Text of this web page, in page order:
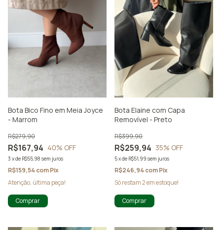
Bota Bico Fino em Meia Joyce
- Marrom
R$167,94
R$279,90
40% OFF
3 xde R$55,98 sem juros
R$159,54 comPix
Atenção, última peça!
Comprar
Bota Elaine com Capa
Removível - Preto
R$259,94
R$399,90
35% OFF
5xde R$51,99 sem juros
R$246,94 comPix
Só restam2em estoque!
Comprar